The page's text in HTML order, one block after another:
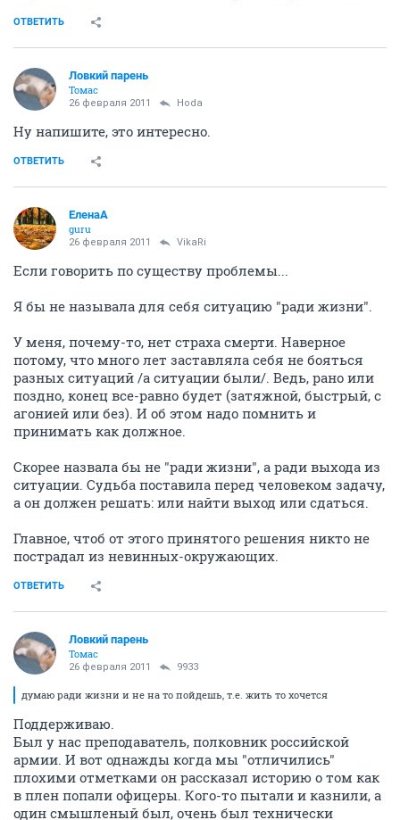
ОТВЕТИТЬ
Ловкий парень
Томас
26 февраля 2011 Hoda
Ну напишите, это интересно.
ОТВЕТИТЬ
ЕленаА
guru
26 февраля 2011 VikaRi
Если говорить по существу проблемы...
Я бы не называла для себя ситуацию "ради жизни".
У меня, почему-то, нет страха смерти. Наверное
потому, что много лет заставляла себя не бояться
разных ситуаций /а ситуации были/. Ведь, рано или
поздно, конец все-равно будет (затяжной, быстрый, с
агонией или без). И об этом надо помнить и
принимать как должное.
Скорее назвала бы не "ради жизни", а ради выхода из
ситуации. Судьба поставила перед человеком задачу,
а он должен решать: или найти выход или сдаться.
Главное, чтоб от этого принятого решения никто не
пострадал из невинных-окружающих.
ОТВЕТИТЬ
Ловкий парень
Томас
26 февраля 2011 9933
думаю ради жизни и не на то пойдешь, т.е. жить то хочется
Поддерживаю.
Был у нас преподаватель, полковник российской
армии. И вот однажды когда мы "отличились"
плохими отметками он рассказал историю о том как
в плен попали офицеры. Кого-то пытали и казнили, а
один смышленый был, очень был технически